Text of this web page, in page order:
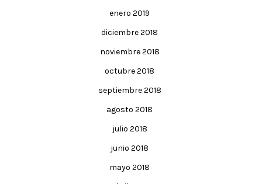
enero 2019
diciembre 2018
noviembre 2018
octubre 2018
septiembre 2018
agosto 2018
julio 2018
junio 2018
mayo 2018